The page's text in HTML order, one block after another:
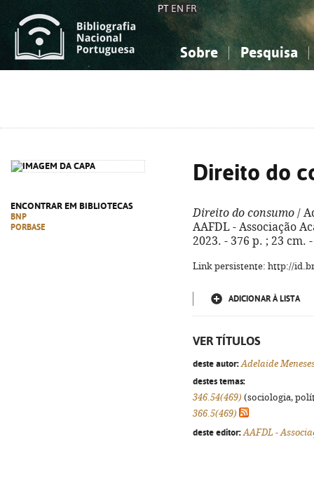
PT EN FR
Sobre Pesquisa
ENCONTRAR EM BIBLIOTECAS
BNP
PORBASE
Direito do
Direito do consumo /
AAFDL - Associação
2023. - 376 p. ; 23 cm.
Link persistente: http://
ADICIONAR À LISTA
VER TÍTULOS
deste autor: Adelaide
destes temas:
346.54(469) (sociologia,
366.5(469)
deste editor: AAFDL -